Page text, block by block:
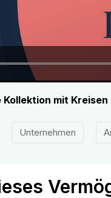
mit
Unternehmen